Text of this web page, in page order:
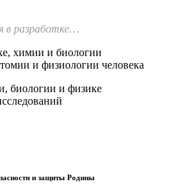
в разработке…
химии и биологии
и физиологии человека
биологии и физике
и защиты Родины